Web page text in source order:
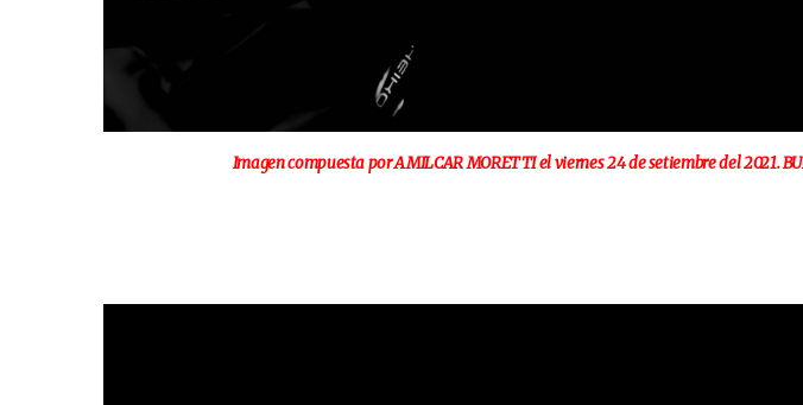
Imagen compuesta por AMILCAR MORETTI el viernes 24 de setiembre del 2021.